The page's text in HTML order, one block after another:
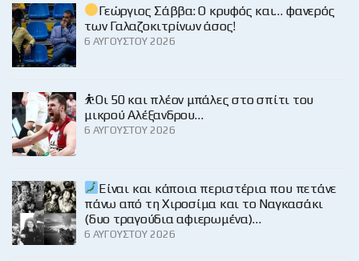
Γεώργιος Σάββα: Ο κρυφός και… φανερός
των Γαλαζοκιτρίνων άσος!
6 ΑΥΓΟΎΣΤΟΥ 2026
⛹️Οι 50 και πλέον μπάλες στο σπίτι του
μικρού Αλέξανδρου…
6 ΑΥΓΟΎΣΤΟΥ 2026
Είναι και κάποια περιστέρια που πετάνε
πάνω από τη Χιροσίμα και το Ναγκασάκι
(δυο τραγούδια αφιερωμένα)…
6 ΑΥΓΟΎΣΤΟΥ 2026